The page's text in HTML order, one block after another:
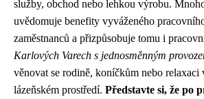
služby, obchod nebo lehkou výrobu.
uvědomuje benefity vyváženého
zaměstnanců a přizpůsobuje tomu i
Karlových Varech s jednosměnným
věnovat se rodině, koníčkům nebo relaxaci
lázeňském prostředí. Představte si, že po